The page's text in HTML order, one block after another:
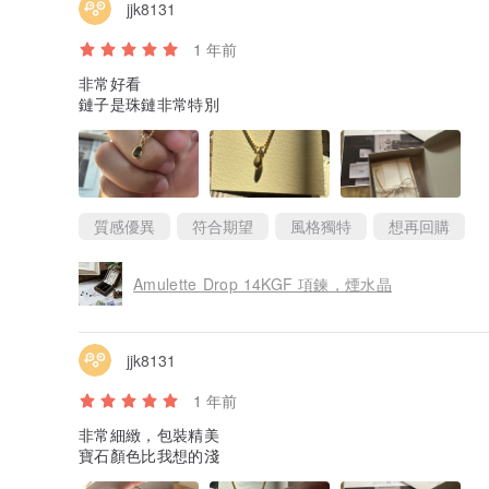
玫瑰石英
品質：AAA級
十月生日石
石字：愛、美麗、善良
玫瑰石英據說是愛與美女神維納斯的石。
除了充實愛情之外，還有助於分泌女性荷爾蒙。
據說有很好的皮膚和美容功效。
它在女性中非常受歡迎。
對主人來說，讓女人由內而外美麗。
愛自己並培養自信，
對於那些想遇見一個美好的人或結婚的人，
那些想加深與伴侶關係的人，
還具有很好的療癒功效，
它是石，可以溫柔地治癒你的疲勞和傷口，讓你充滿愛。
jjk8131
1 年前
非常好看
鏈子是珠鏈非常特別
質感優異 符合期望 風格獨特 想再回購
Amulette Drop 14KGF 項鍊，煙水晶
jjk8131
1 年前
非常細緻，包裝精美
寶石顏色比我想的淺